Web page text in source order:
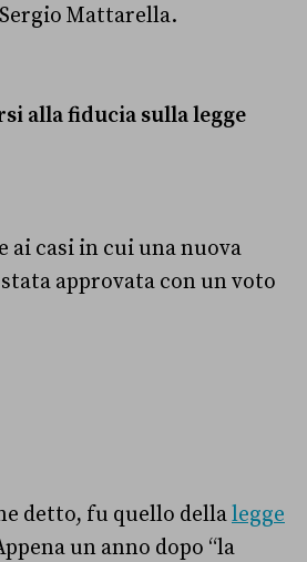
Mattarella.
alla fiducia sulla legge
ai casi in cui una nuova
approvata con un voto
detto, fu quello dellalegge
un anno dopo “la